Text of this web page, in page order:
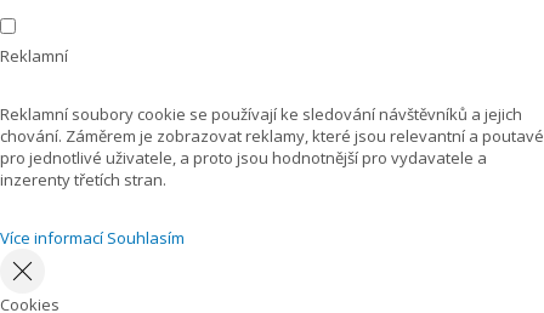
Reklamní
Reklamní soubory cookie se používají ke sledování návštěvníků a jejich
chování. Záměrem je zobrazovat reklamy, které jsou relevantní a poutavé
pro jednotlivé uživatele, a proto jsou hodnotnější pro vydavatele a
inzerenty třetích stran.
Více informací Souhlasím
Cookies